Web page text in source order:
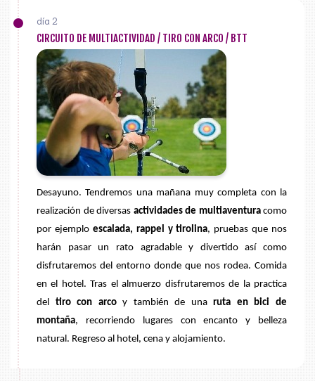
día 2
CIRCUITO DE MULTIACTIVIDAD / TIRO CON ARCO / BTT
Desayuno. Tendremos una mañana muy completa con la
realización de diversas actividades de multiaventuracomo
por ejemplo escalada, rappel ytirolina, pruebas que nos
harán pasar un rato agradable y divertido así como
disfrutaremos del entorno donde que nos rodea. Comida
en el hotel. Tras el almuerzo disfrutaremos de la practica
del tiro con arcoy también de unaruta en bici de
montaña, recorriendo lugares con encanto y belleza
natural. Regreso al hotel, cena y alojamiento.